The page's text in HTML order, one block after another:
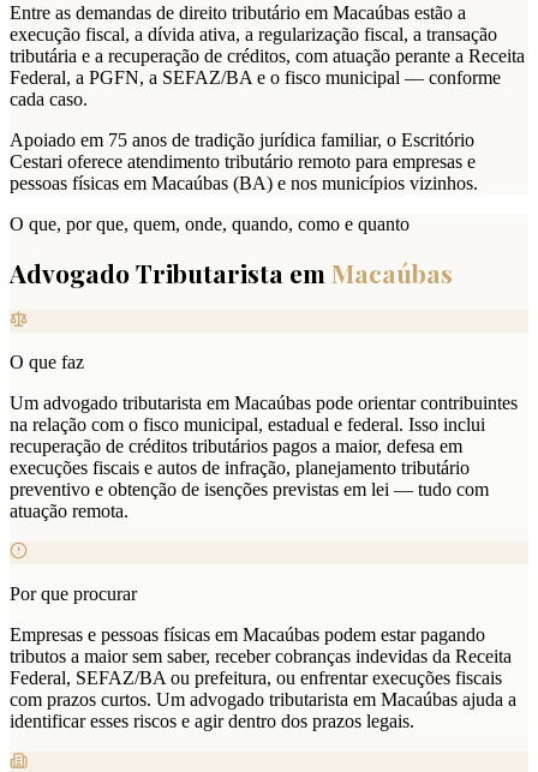
Entre as demandas de direito tributário em Macaúbas estão a
execução fiscal, a dívida ativa, a regularização fiscal, a transação
tributária e a recuperação de créditos, com atuação perante a Receita
Federal, a PGFN, a SEFAZ/BA e o fisco municipal — conforme
cada caso.
Apoiado em 75 anos de tradição jurídica familiar, o Escritório
Cestari oferece atendimento tributário remoto para empresas e
pessoas físicas em Macaúbas (BA) e nos municípios vizinhos.
O que, por que, quem, onde, quando, como e quanto
Advogado Tributarista em Macaúbas
O que faz
Um advogado tributarista em Macaúbas pode orientar contribuintes
na relação com o fisco municipal, estadual e federal. Isso inclui
recuperação de créditos tributários pagos a maior, defesa em
execuções fiscais e autos de infração, planejamento tributário
preventivo e obtenção de isenções previstas em lei — tudo com
atuação remota.
Por que procurar
Empresas e pessoas físicas em Macaúbas podem estar pagando
tributos a maior sem saber, receber cobranças indevidas da Receita
Federal, SEFAZ/BA ou prefeitura, ou enfrentar execuções fiscais
com prazos curtos. Um advogado tributarista em Macaúbas ajuda a
identificar esses riscos e agir dentro dos prazos legais.